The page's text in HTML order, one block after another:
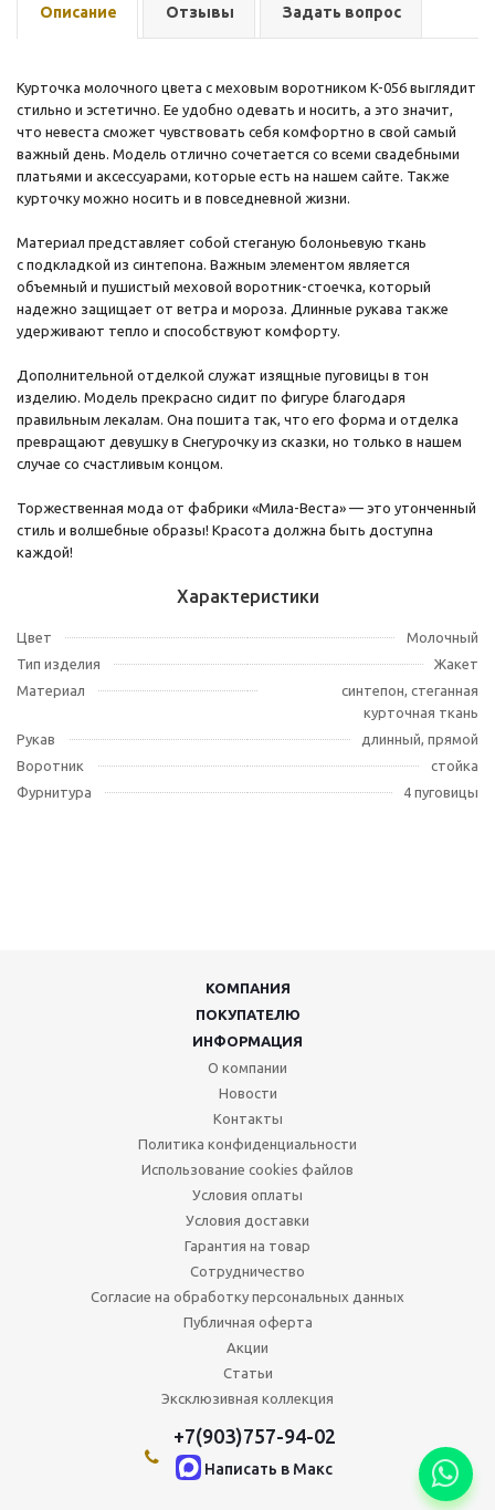
Описание Отзывы Задать вопрос
Курточка молочного цвета с меховым воротником K-056 выглядит
стильно и эстетично. Ее удобно одевать и носить, а это значит,
что невеста сможет чувствовать себя комфортно в свой самый
важный день. Модель отлично сочетается со всеми свадебными
платьями и аксессуарами, которые есть на нашем сайте. Также
курточку можно носить и в повседневной жизни.
Материал представляет собой стеганую болоньевую ткань
с подкладкой из синтепона. Важным элементом является
объемный и пушистый меховой воротник-стоечка, который
надежно защищает от ветра и мороза. Длинные рукава также
удерживают тепло и способствуют комфорту.
Дополнительной отделкой служат изящные пуговицы в тон
изделию. Модель прекрасно сидит по фигуре благодаря
правильным лекалам. Она пошита так, что его форма и отделка
превращают девушку в Снегурочку из сказки, но только в нашем
случае со счастливым концом.
Торжественная мода от фабрики «Мила-Веста» — это утонченный
стиль и волшебные образы! Красота должна быть доступна
каждой!
Характеристики
Цвет
Молочный
Тип изделия
Жакет
Материал
синтепон, стеганная
курточная ткань
Рукав
длинный, прямой
Воротник
стойка
Фурнитура
4 пуговицы
КОМПАНИЯ
ПОКУПАТЕЛЮ
ИНФОРМАЦИЯ
О компании
Новости
Контакты
Политика конфиденциальности
Использование cookies файлов
Условия оплаты
Условия доставки
Гарантия на товар
Сотрудничество
Согласие на обработку персональных данных
Публичная оферта
Акции
Статьи
Эксклюзивная коллекция
+7(903)757-94-02
Написать в Maкс